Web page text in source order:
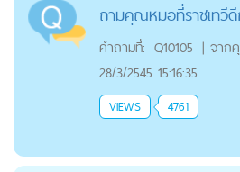
ถามคุณหมอที่ราชเทวีดี
คำถามที่: Q10105 | จาก
28/3/2545 15:16:35
VIEWS 4761